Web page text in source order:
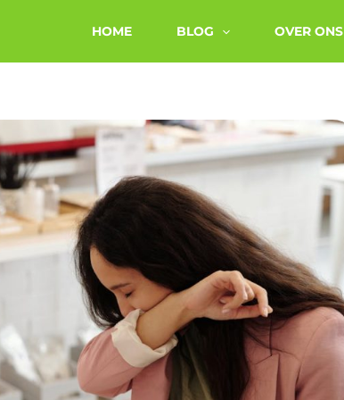
HOME BLOG OVER ONS